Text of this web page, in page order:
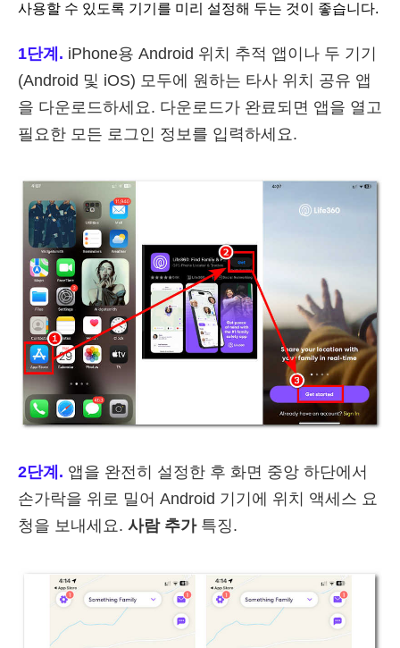
사용할 수 있도록 기기를 미리 설정해 두는 것이 좋습니다.
1단계. iPhone용 Android 위치 추적 앱이나 두 기기
(Android 및 iOS) 모두에 원하는 타사 위치 공유 앱
을 다운로드하세요. 다운로드가 완료되면 앱을 열고
필요한 모든 로그인 정보를 입력하세요.
2단계. 앱을 완전히 설정한 후 화면 중앙 하단에서
손가락을 위로 밀어 Android 기기에 위치 액세스 요
청을 보내세요. 사람 추가특징.